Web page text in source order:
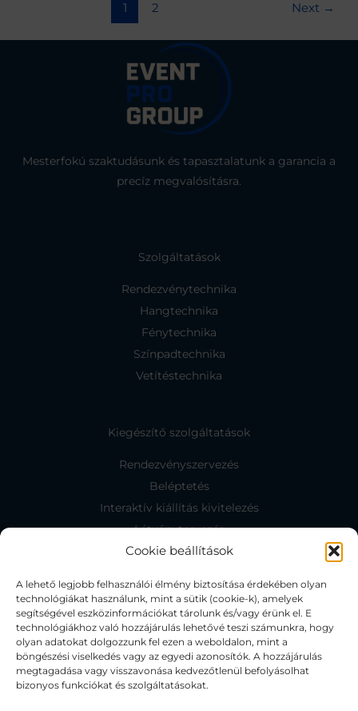
Cookie beállítások
A lehető legjobb felhasználói élmény biztosítása érdekében olyan
technológiákat használunk, mint a sütik (cookie-k), amelyek
segítségével eszközinformációkat tárolunk és/vagy érünk el. E
technológiákhoz való hozzájárulás lehetővé teszi számunkra, hogy
olyan adatokat dolgozzunk fel ezen a weboldalon, mint a
böngészési viselkedés vagy az egyedi azonosítók. A hozzájárulás
megtagadása vagy visszavonása kedvezőtlenül befolyásolhat
bizonyos funkciókat és szolgáltatásokat.
1 2 Next →
Mesterfokú szaktudásunk és tapasztalatunk a garancia a
precíz megvalósításra.
Szolgáltatások
Rendezvénytechnika
Hangtechnika
Fénytechnika
Színpadtechnika
Vetítéstechnika
Kiegészítő szolgáltatások
Rendezvényszervezés
Beléptetés
Interaktív kiállítás kivitelezés
Látványtervezés
Kapcsolat
Kapcsolat
Facebook
Ajánlatkérés